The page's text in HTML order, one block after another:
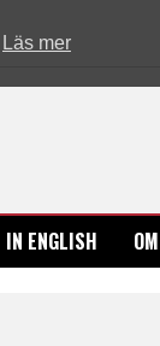
Läs mer
IN ENGLISH